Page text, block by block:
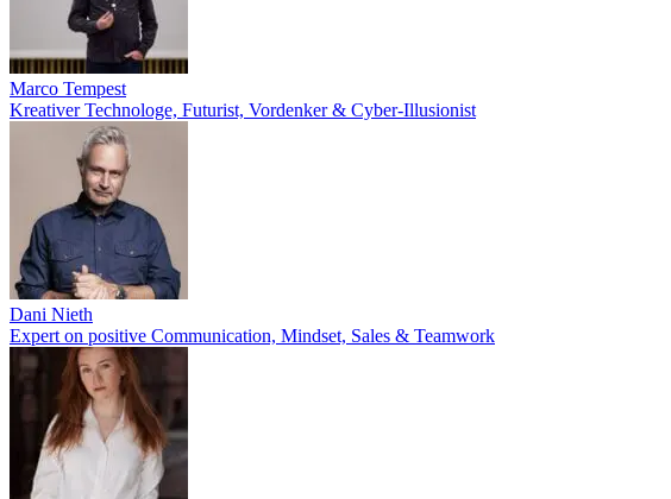
Marco Tempest
Kreativer Technologe, Futurist, Vordenker & Cyber-Illusionist
Dani Nieth
Expert on positive Communication, Mindset, Sales & Teamwork